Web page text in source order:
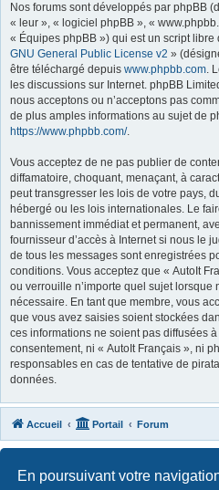
En poursuivant votre
Nos forums sont développés par phpBB
« leur », « logiciel phpBB », «
« Équipes phpBB ») qui est un script
GNU General Public License v2 »
être téléchargé depuis www.phpbb.com.
les discussions sur Internet. phpBB
nous acceptons ou n’acceptons pas
de plus amples informations au sujet de
https://www.phpbb.com/.
Vous acceptez de ne pas publier de
diffamatoire, choquant, menaçant, à
peut transgresser les lois de votre pays,
hébergé ou les lois internationales. Le
bannissement immédiat et permanent,
fournisseur d’accès à Internet si nous le
de tous les messages sont enregistrées
conditions. Vous acceptez que « AutoIt
ou verrouille n’importe quel sujet lorsque
nécessaire. En tant que membre, vous
que vous avez saisies soient stockées
ces informations ne soient pas diffusées
consentement, ni « AutoIt Français », ni
responsables en cas de tentative de
données.
Accueil Portail Forum
Traduit par